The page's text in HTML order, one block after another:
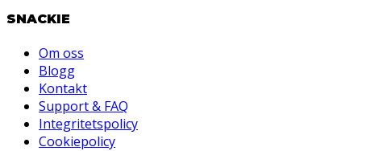
SNACKIE
Om oss
Blogg
Kontakt
Support & FAQ
Integritetspolicy
Cookiepolicy